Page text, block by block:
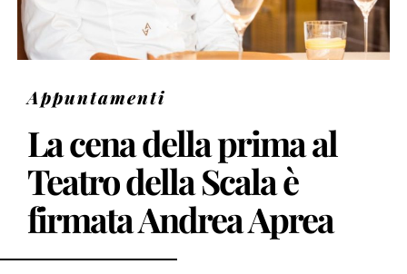
Appuntamenti
La cena della prima al
Teatro della Scala è
firmata Andrea Aprea